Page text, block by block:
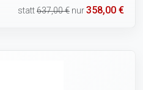
statt637,00 € nur358,00 €